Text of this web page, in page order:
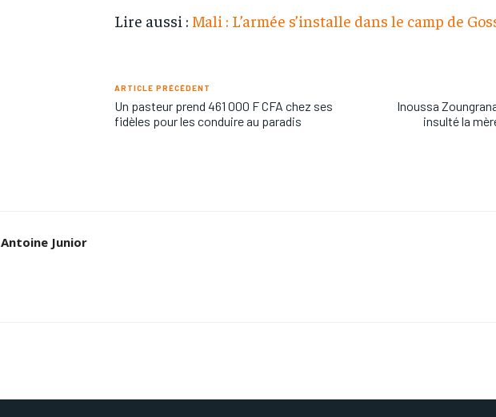
Lire aussi : Mali : L’armée s’installe dans le camp de
ARTICLE PRÉCÉDENT
Un pasteur prend 461 000 F CFA chez ses
fidèles pour les conduire au paradis
Inoussa
insulté la
Antoine Junior